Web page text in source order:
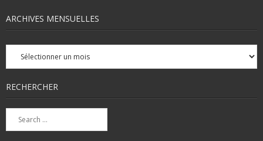
ARCHIVES MENSUELLES
Archives
mensuelles
RECHERCHER